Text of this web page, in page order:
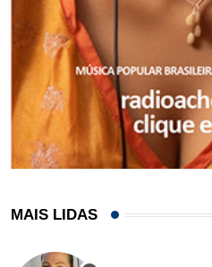
MAIS LIDAS